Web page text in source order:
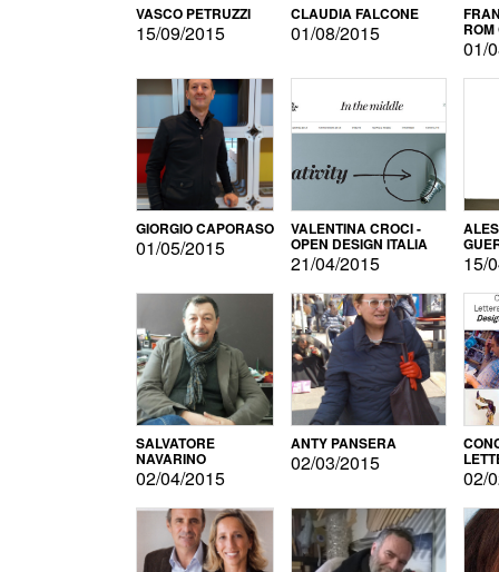
VASCO PETRUZZI
15/09/2015
CLAUDIA FALCONE
01/08/2015
01/
GIORGIO CAPORASO
01/05/2015
VALENTINA CROCI -
OPEN DESIGN ITALIA
21/04/2015 15/
SALVATORE
NAVARINO
02/04/2015
ANTY PANSERA
02/03/2015
02/